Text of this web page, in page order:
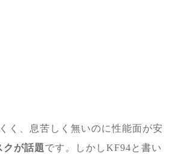
く、息苦しく無いのに性能面が安
クが話題です。しかしKF94と書い